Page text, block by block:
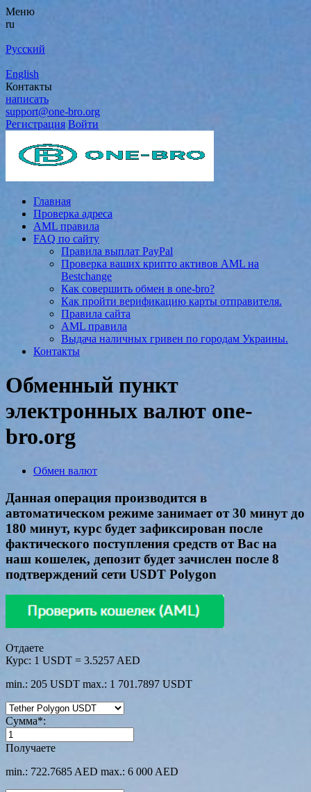
Меню
ru
Русский
English
Контакты
написать
support@one-bro.org
Регистрация Войти
Главная
Проверка адреса
AML правила
FAQ по сайту
Правила выплат PayPal
Проверка ваших крипто активов AML на
Bestchange
Как совершить обмен в one-bro?
Как пройти верификацию карты отправителя.
Правила сайта
AML правила
Выдача наличных гривен по городам Украины.
Контакты
Обменный пункт
электронных валют one-
bro.org
Обмен валют
Данная операция производится в
автоматическом режиме занимает от 30 минут до
180 минут, курс будет зафиксирован после
фактического поступления средств от Вас на
наш кошелек, депозит будет зачислен после 8
подтверждений сети USDT Polygon
Отдаете
Курс: 1 USDT = 3.5257 AED
min.: 205 USDT max.: 1 701.7897 USDT
Сумма*:
Получаете
min.: 722.7685 AED max.: 6 000 AED